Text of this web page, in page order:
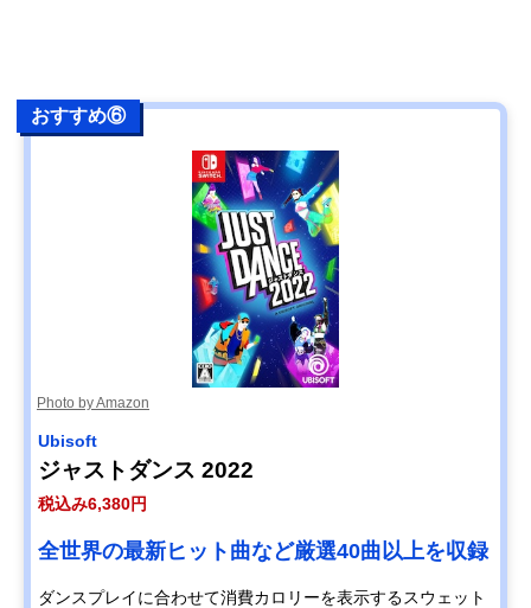
おすすめ⑥
Photo by Amazon
Ubisoft
ジャストダンス 2022
税込み6,380円
全世界の最新ヒット曲など厳選40曲以上を収録
ダンスプレイに合わせて消費カロリーを表示するスウェット